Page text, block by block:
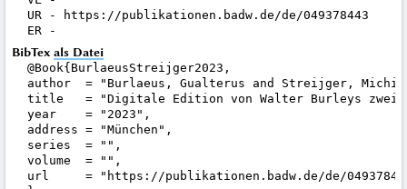
UR - https://publikationen.badw.de/de/049378443
BibTex als Datei
@Book{BurlaeusStreijger2023,
author  = "Burlaeus, Gualterus and Streijger,
title   = "Digitale Edition von Walter Burleys zwei
year    = "2023",
address = "München",
series  = "",
volume  = "",
url     = "https://publikationen.badw.de/de/